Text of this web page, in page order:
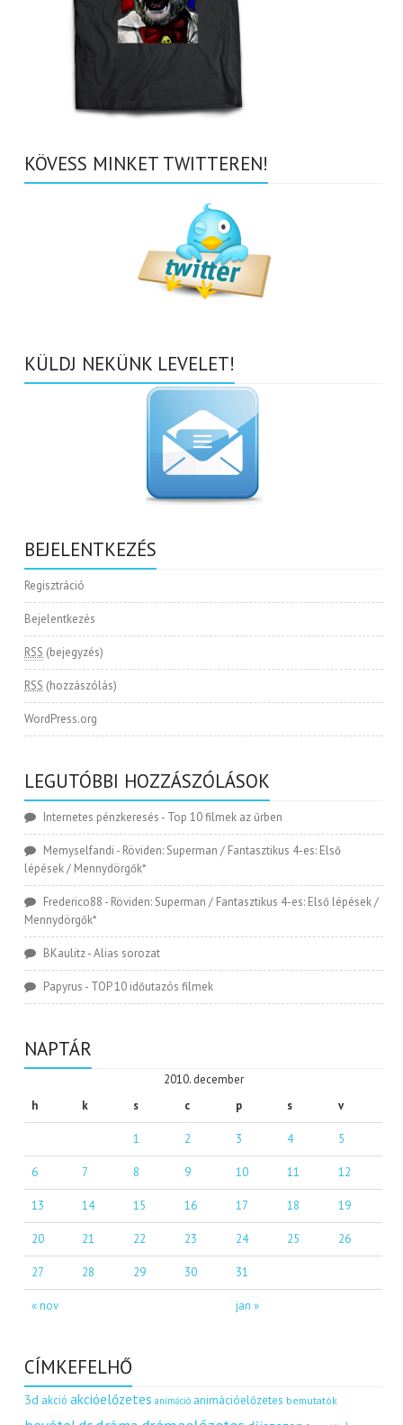
KÖVESS MINKET TWITTEREN!
KÜLDJ NEKÜNK LEVELET!
BEJELENTKEZÉS
Regisztráció
Bejelentkezés
RSS (bejegyzés)
RSS (hozzászólás)
WordPress.org
LEGUTÓBBI HOZZÁSZÓLÁSOK
Internetes pénzkeresés - Top 10 filmek az űrben
Memyselfandi - Röviden: Superman / Fantasztikus 4-es: Első
lépések / Mennydörgők*
Frederico88 - Röviden: Superman / Fantasztikus 4-es: Első lépések /
Mennydörgők*
BKaulitz-Alias sorozat
Papyrus - TOP 10 időutazós filmek
NAPTÁR
2010. december
h
k s c p s v
« nov jan »
1 2 3 4 5
6 7 8 9 10 11 12
13 14 15 16 17 18 19
20 21 22 23 24 25 26
27 28 29 30 31
CÍMKEFELHŐ
3d akció akcióelőzetes animáció animációelőzetes bemutatók